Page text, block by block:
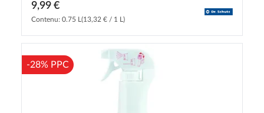
9,99 €
Contenu: 0.75 L (13,32 € / 1 L)
-28% PPC